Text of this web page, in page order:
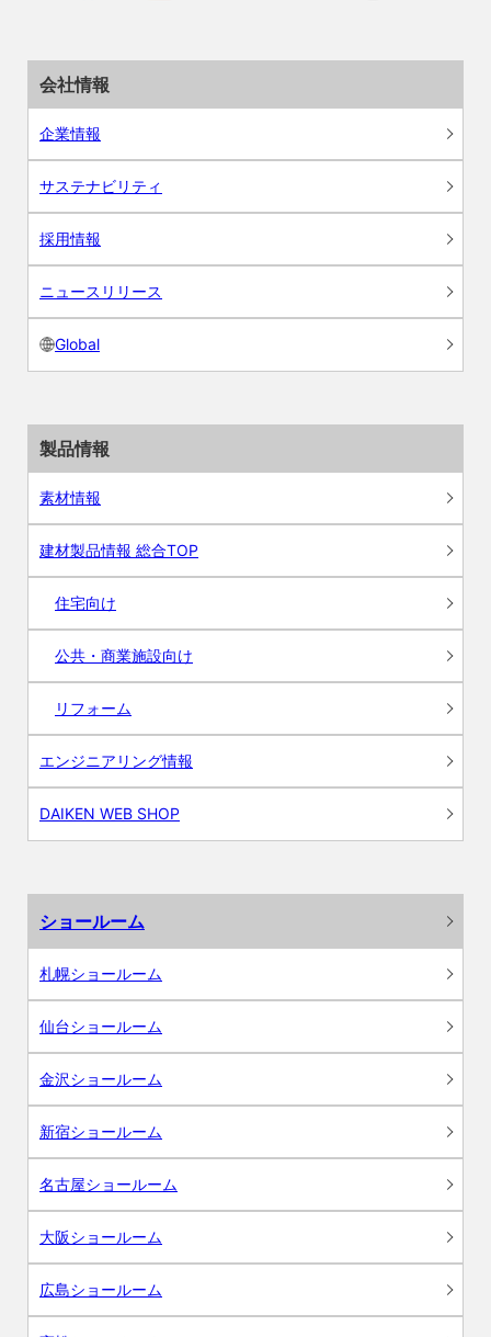
会社情報
企業情報
サステナビリティ
採用情報
ニュースリリース
Global
製品情報
素材情報
建材製品情報 総合TOP
住宅向け
公共・商業施設向け
リフォーム
エンジニアリング情報
DAIKEN WEB SHOP
ショールーム
札幌ショールーム
仙台ショールーム
金沢ショールーム
新宿ショールーム
名古屋ショールーム
大阪ショールーム
広島ショールーム